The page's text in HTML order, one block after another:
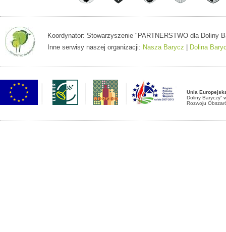
Koordynator: Stowarzyszenie "PARTNERSTWO dla
Inne serwisy naszej organizacji: Nasza Barycz Dolina
Unia
Doliny Baryczy”
Rozwoju